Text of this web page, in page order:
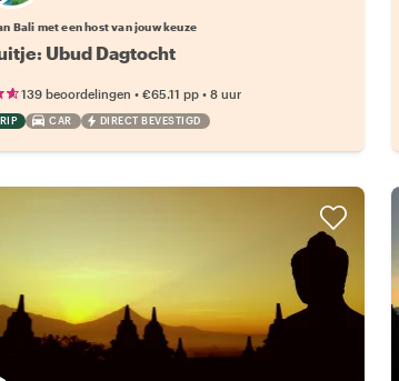
Bali met een host van jouw keuze
Ubud Dagtocht
139 beoordelingen •€65.11 pp •8 uur
CAR DIRECT BEVESTIGD